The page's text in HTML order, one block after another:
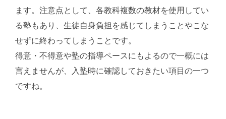
ます。注意点として、各教科複数の教材を使用してい
る塾もあり、生徒自身負担を感じてしまうことやこな
せずに終わってしまうことです。
得意・不得意や塾の指導ペースにもよるので一概には
言えませんが、入塾時に確認しておきたい項目の一つ
ですね。